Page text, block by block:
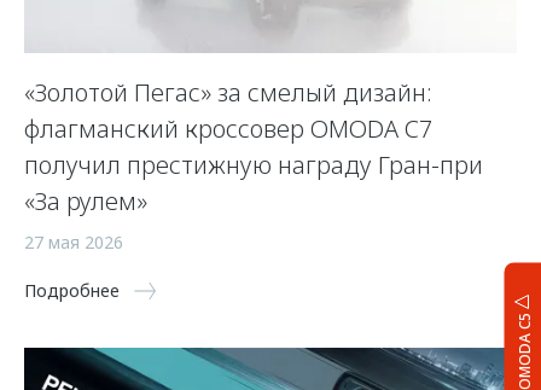
OMODA C5
«Золотой Пегас» за смелый дизайн:
флагманский кроссовер OMODA C7
получил престижную награду Гран-при
«За рулем»
27 мая 2026
Подробнее